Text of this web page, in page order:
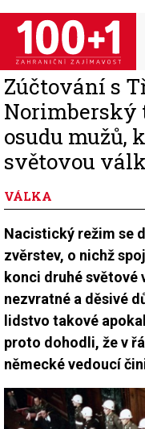
Přejít
hlavnímu
obsahu
Zúčtování s
Norimberský
osudu mužů,
světovou
VÁLKA
Nacistický režim se
zvěrstev, o nichž
konci druhé světové
nezvratné a děsivé
lidstvo takové
proto dohodli, že v
německé vedoucí